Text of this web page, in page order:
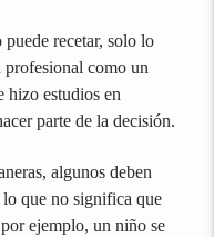
recetar, solo lo
profesional como un
hizo estudios en
parte de la decisión.
algunos deben
que no significa que
ejemplo, un niño se